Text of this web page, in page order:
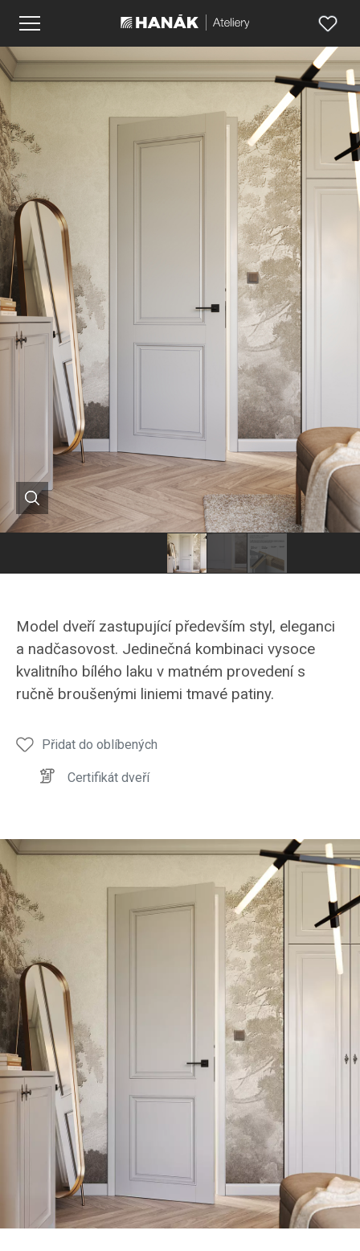
z
kolekce
HANÁK
z
kolekce
HANÁK
Model dveří zastupující především styl, eleganci
a nadčasovost. Jedinečná kombinaci vysoce
kvalitního bílého laku v matném provedení s
ručně broušenými liniemi tmavé patiny.
Přidat do oblíbených
Certifikát dveří